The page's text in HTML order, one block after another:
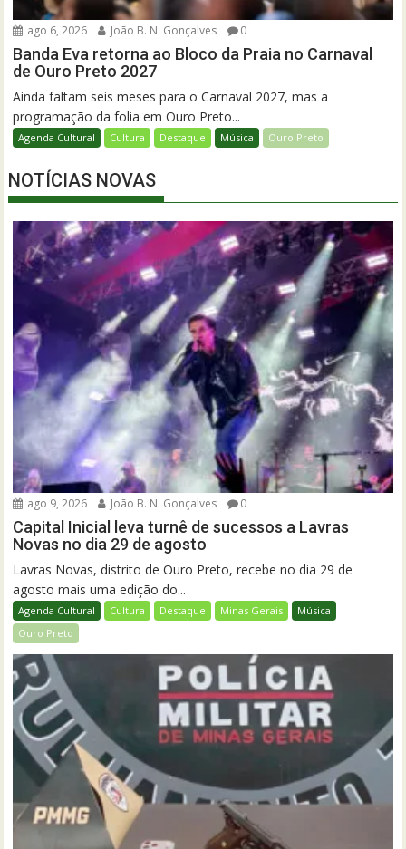
ago 6, 2026 João B. N. Gonçalves 0
Banda Eva retorna ao Bloco da Praia no Carnaval
de Ouro Preto 2027
Ainda faltam seis meses para o Carnaval 2027, mas a
programação da folia em Ouro Preto...
Agenda Cultural Cultura Destaque Música Ouro Preto
NOTÍCIAS NOVAS
ago 9, 2026 João B. N. Gonçalves 0
Capital Inicial leva turnê de sucessos a Lavras
Novas no dia 29 de agosto
Lavras Novas, distrito de Ouro Preto, recebe no dia 29 de
agosto mais uma edição do...
Agenda Cultural Cultura Destaque Minas Gerais
Música
Ouro Preto